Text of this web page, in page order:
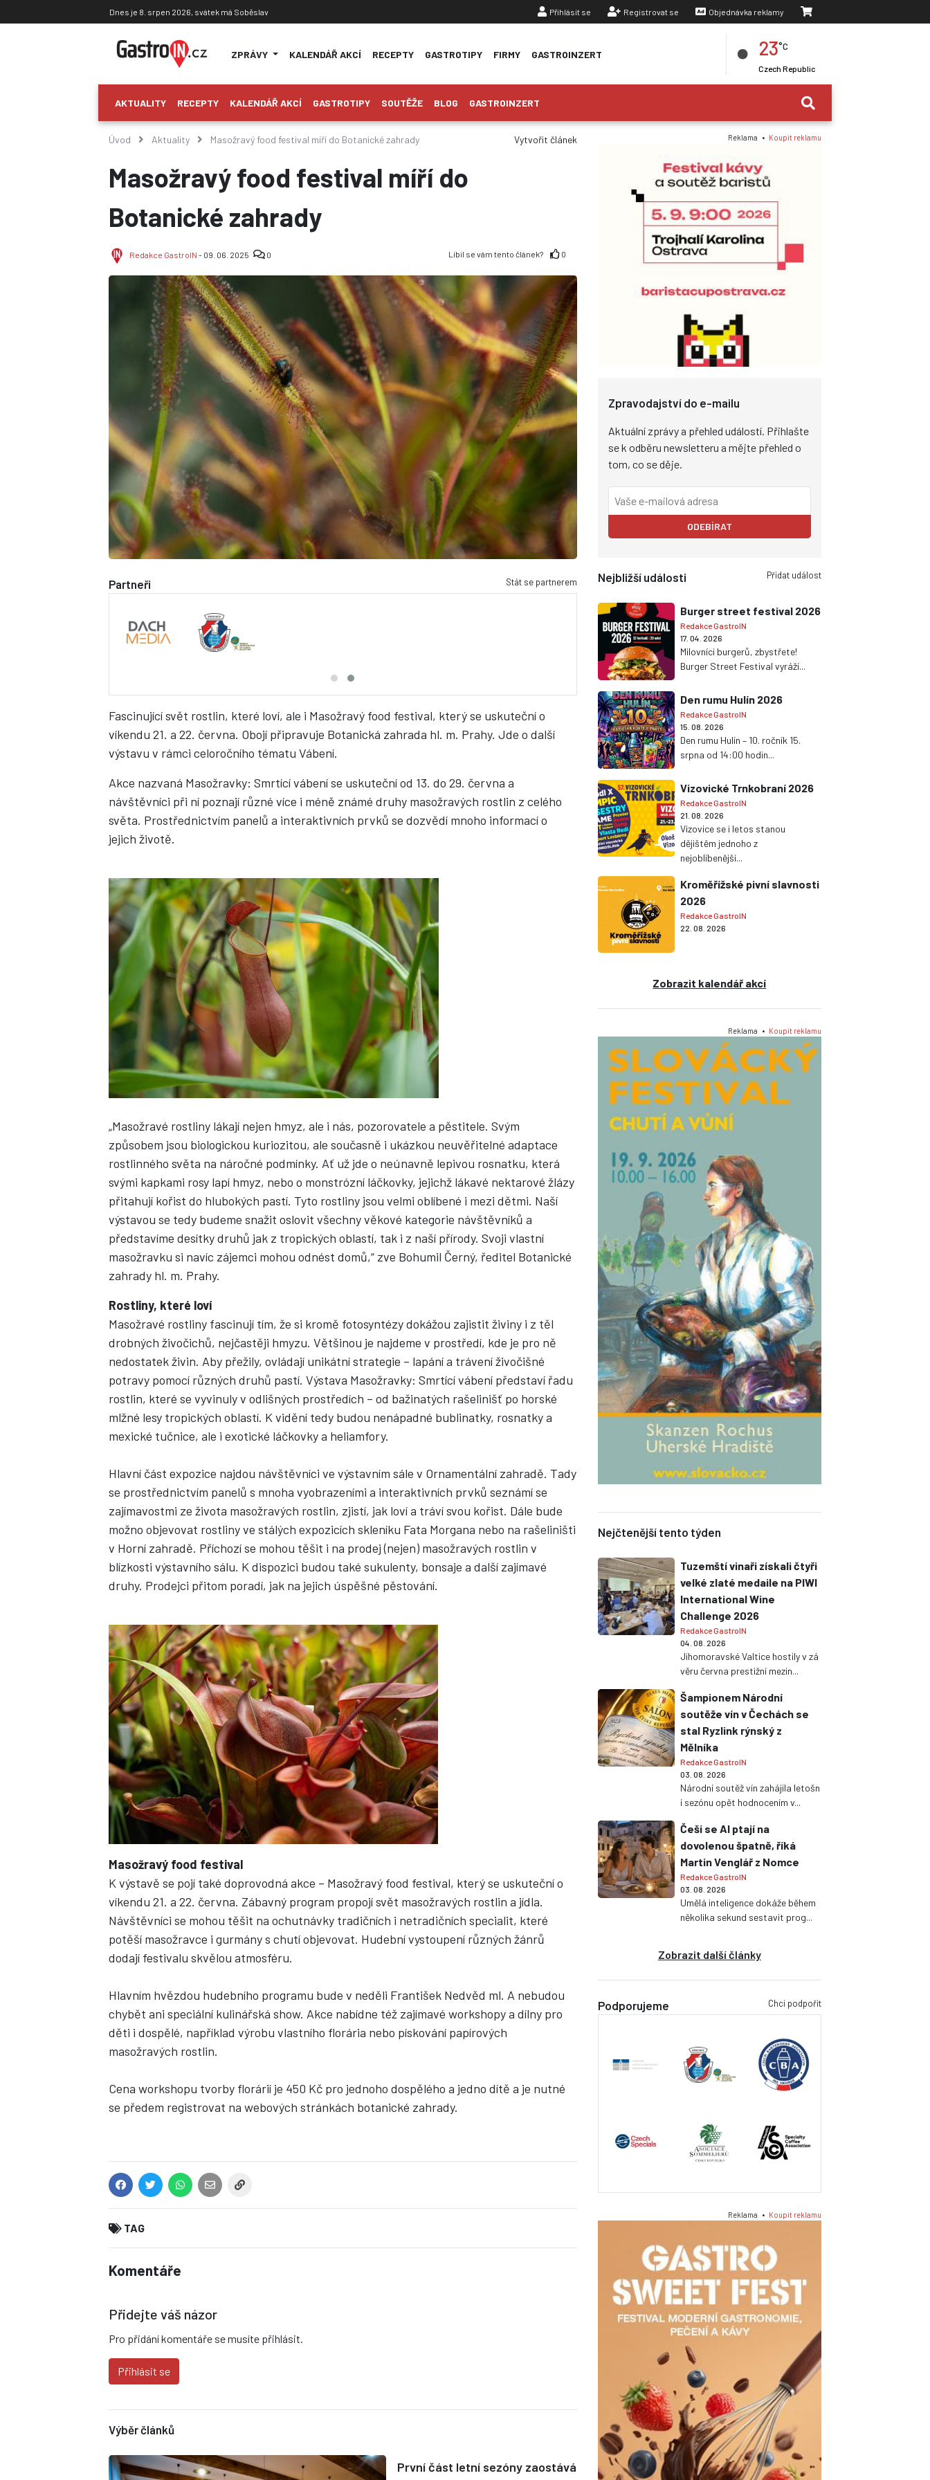
Dnes je 8. srpen 2026, svátek má Soběslav Přihlásit se Registrovat se Objednávka reklamy
ZPRÁVY KALENDÁŘ AKCÍ RECEPTY GASTROTIPY FIRMY GASTROINZERT 23°C
Czech Republic
AKTUALITY RECEPTY KALENDÁŘ AKCÍ GASTROTIPY SOUTĚŽE BLOG GASTROINZERT
Úvod Aktuality Masožravý food festival míří do Botanické zahrady Vytvořit článek
Masožravý food festival míří do
Botanické zahrady
Redakce GastroIN - 09. 06. 2025 0 Líbil se vám tento článek? 0
Partneři Stát se partnerem
Fascinující svět rostlin, které loví, ale i Masožravý food festival, který se uskuteční o
víkendu 21. a 22. června. Obojí připravuje Botanická zahrada hl. m. Prahy. Jde o další
výstavu v rámci celoročního tématu Vábení.
Akce nazvaná Masožravky: Smrtící vábení se uskuteční od 13. do 29. června a
návštěvníci při ní poznají různé více i méně známé druhy masožravých rostlin z celého
světa. Prostřednictvím panelů a interaktivních prvků se dozvědí mnoho informací o
jejich životě.
„Masožravé rostliny lákají nejen hmyz, ale i nás, pozorovatele a pěstitele. Svým
způsobem jsou biologickou kuriozitou, ale současně i ukázkou neuvěřitelné adaptace
rostlinného světa na náročné podmínky. Ať už jde o neúnavně lepivou rosnatku, která
svými kapkami rosy lapí hmyz, nebo o monstrózní láčkovky, jejichž lákavé nektarové žlázy
přitahují kořist do hlubokých pastí. Tyto rostliny jsou velmi oblíbené i mezi dětmi. Naší
výstavou se tedy budeme snažit oslovit všechny věkové kategorie návštěvníků a
představíme desítky druhů jak z tropických oblastí, tak i z naší přírody. Svoji vlastní
masožravku si navíc zájemci mohou odnést domů,“ zve Bohumil Černý, ředitel Botanické
zahrady hl. m. Prahy.
Rostliny, které loví
Masožravé rostliny fascinují tím, že si kromě fotosyntézy dokážou zajistit živiny i z těl
drobných živočichů, nejčastěji hmyzu. Většinou je najdeme v prostředí, kde je pro ně
nedostatek živin. Aby přežily, ovládají unikátní strategie – lapání a trávení živočišné
potravy pomocí různých druhů pastí. Výstava Masožravky: Smrtící vábení představí řadu
rostlin, které se vyvinuly v odlišných prostředích – od bažinatých rašelinišť po horské
mlžné lesy tropických oblastí. K vidění tedy budou nenápadné bublinatky, rosnatky a
mexické tučnice, ale i exotické láčkovky a heliamfory.
Hlavní část expozice najdou návštěvníci ve výstavním sále v Ornamentální zahradě. Tady
se prostřednictvím panelů s mnoha vyobrazeními a interaktivních prvků seznámí se
zajímavostmi ze života masožravých rostlin, zjistí, jak loví a tráví svou kořist. Dále bude
možno objevovat rostliny ve stálých expozicích skleníku Fata Morgana nebo na rašeliništi
v Horní zahradě. Příchozí se mohou těšit i na prodej (nejen) masožravých rostlin v
blízkosti výstavního sálu. K dispozici budou také sukulenty, bonsaje a další zajímavé
druhy. Prodejci přitom poradí, jak na jejich úspěšné pěstování.
Masožravý food festival
K výstavě se pojí také doprovodná akce – Masožravý food festival, který se uskuteční o
víkendu 21. a 22. června. Zábavný program propojí svět masožravých rostlin a jídla.
Návštěvníci se mohou těšit na ochutnávky tradičních i netradičních specialit, které
potěší masožravce i gurmány s chutí objevovat. Hudební vystoupení různých žánrů
dodají festivalu skvělou atmosféru.
Hlavním hvězdou hudebního programu bude v neděli František Nedvěd ml. A nebudou
chybět ani speciální kulinářská show. Akce nabídne též zajímavé workshopy a dílny pro
děti i dospělé, například výrobu vlastního florária nebo pískování papírových
masožravých rostlin.
Cena workshopu tvorby florárií je 450 Kč pro jednoho dospělého a jedno dítě a je nutné
se předem registrovat na webových stránkách botanické zahrady.
TAG
Komentáře
Přidejte váš názor
Pro přidání komentáře se musíte přihlásit.
Přihlásit se
Výběr článků
První část letní sezóny zaostává
Reklama • Koupit reklamu
Zpravodajství do e-mailu
Aktuální zprávy a přehled událostí. Přihlašte
se k odběru newsletteru a mějte přehled o
tom, co se děje.
ODEBÍRAT
Nejbližší události Přidat událost
Burger street festival 2026
Redakce GastroIN
17. 04. 2026
Milovníci burgerů, zbystřete!
Burger Street Festival vyráží...
Den rumu Hulín 2026
Redakce GastroIN
15. 08. 2026
Den rumu Hulín – 10. ročník 15.
srpna od 14:00 hodin...
Vizovické Trnkobraní 2026
Redakce GastroIN
21. 08. 2026
Vizovice se i letos stanou
dějištěm jednoho z
nejoblíbenější...
Kroměřížské pivní slavnosti
2026
Redakce GastroIN
22. 08. 2026
Zobrazit kalendář akcí
Reklama • Koupit reklamu
Nejčtenější tento týden
Tuzemští vinaři získali čtyři
velké zlaté medaile na PIWI
International Wine
Challenge 2026
Redakce GastroIN
04. 08. 2026
Jihomoravské Valtice hostily v zá
věru června prestižní mezin...
Šampionem Národní
soutěže vín v Čechách se
stal Ryzlink rýnský z
Mělníka
Redakce GastroIN
03. 08. 2026
Národní soutěž vín zahájila letošn
í sezónu opět hodnocením v...
Češi se AI ptají na
dovolenou špatně, říká
Martin Venglář z Nomce
Redakce GastroIN
03. 08. 2026
Umělá inteligence dokáže během
několika sekund sestavit prog...
Zobrazit další články
Podporujeme Chci podpořit
Reklama • Koupit reklamu